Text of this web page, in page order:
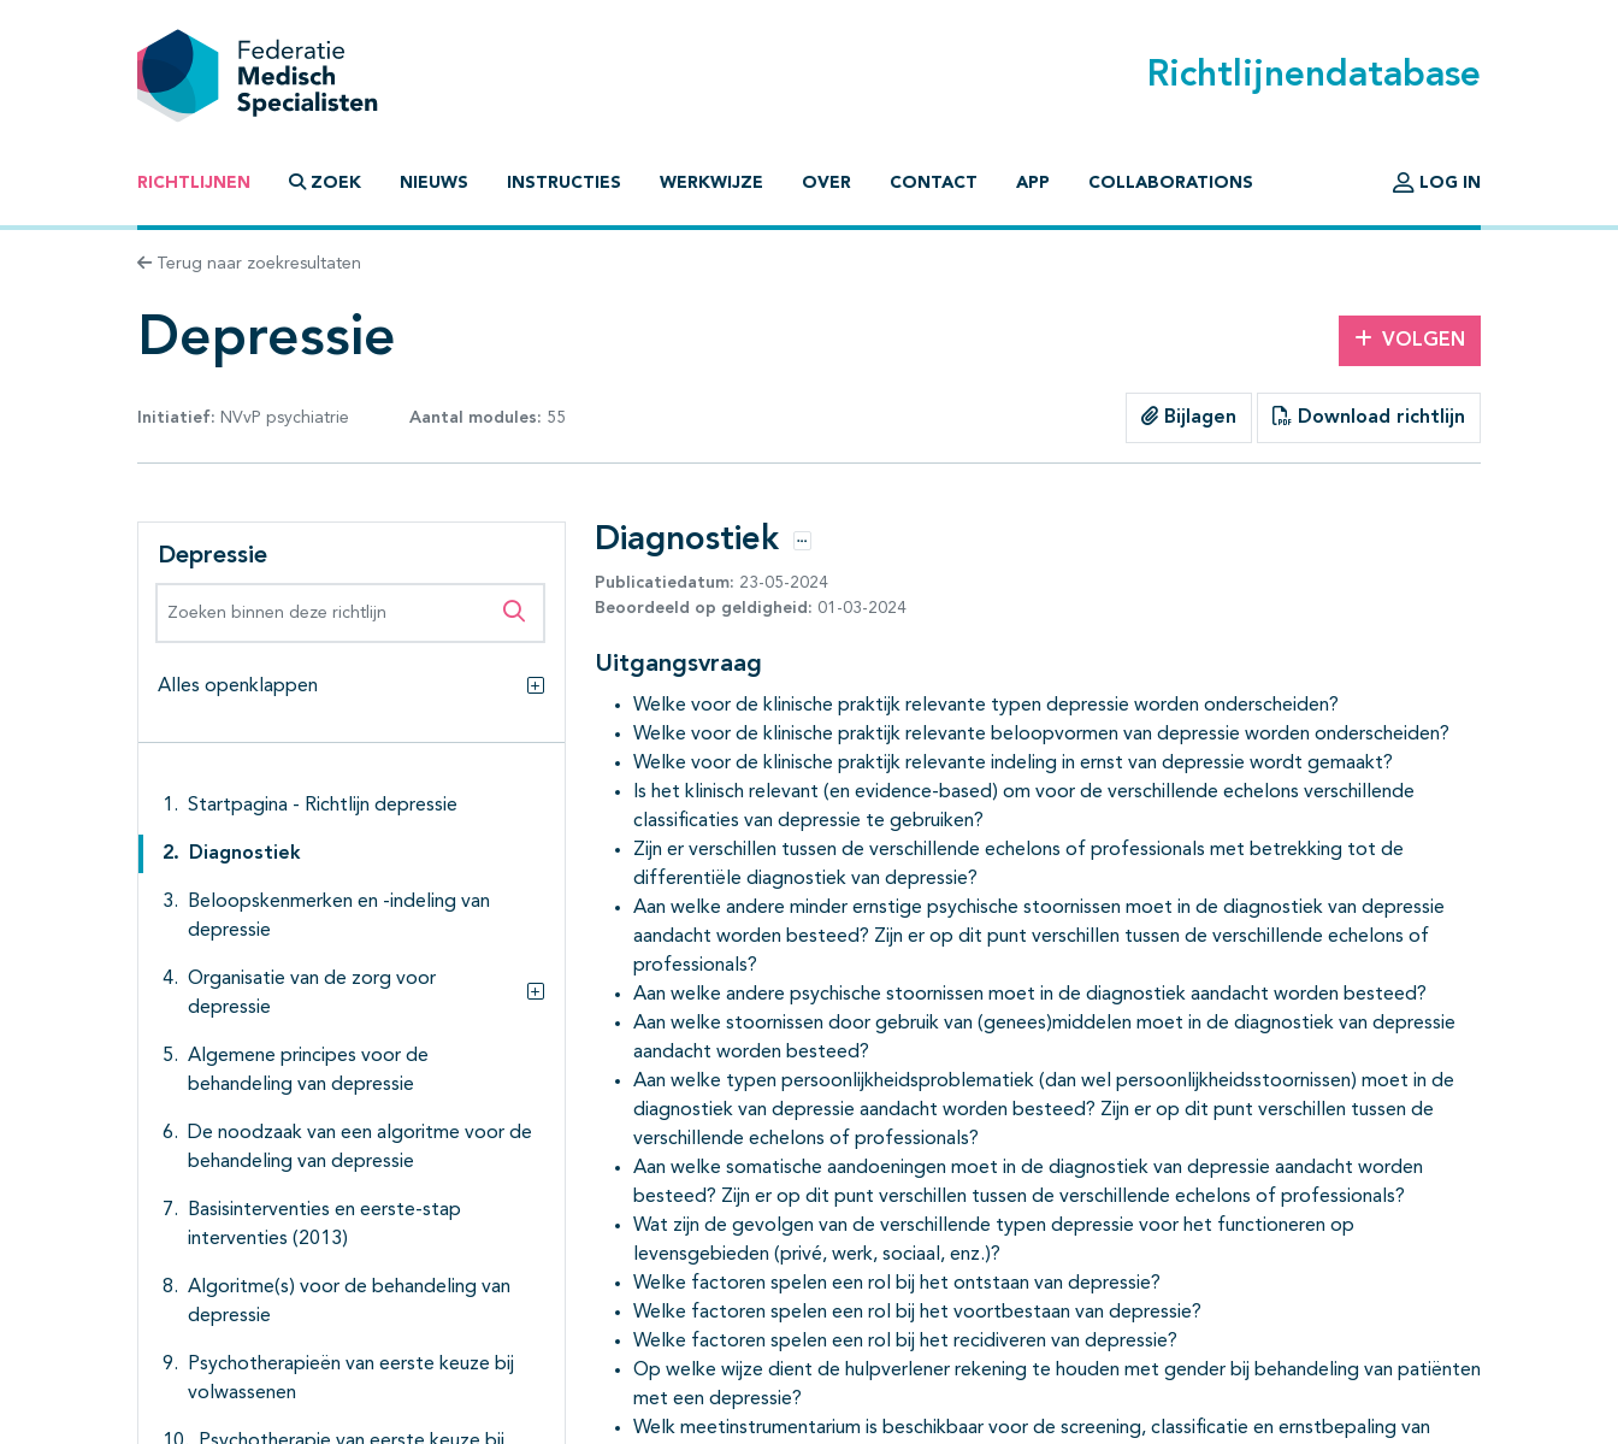
Richtlijnendatabase
RICHTLIJNEN ZOEK NIEUWS INSTRUCTIES WERKWIJZE OVER CONTACT APP COLLABORATIONS LOG IN
Terug naar zoekresultaten
Depressie VOLGEN
Initiatief: NVvP psychiatrie Aantal modules: 55 Bijlagen Download richtlijn
Depressie
Zoeken binnen deze richtlijn
Alles openklappen
Alles openklappen
Startpagina - Richtlijn depressie
Diagnostiek
Beloopskenmerken en -indeling van
depressie
Organisatie van de zorg voor
depressie
Subpagina's open- en dichtklappen
Algemene principes voor de
behandeling van depressie
De noodzaak van een algoritme voor de
behandeling van depressie
Basisinterventies en eerste-stap
interventies (2013)
Algoritme(s) voor de behandeling van
depressie
Psychotherapieën van eerste keuze bij
volwassenen
Diagnostiek Opties
Publicatiedatum: 23-05-2024
Beoordeeld op geldigheid: 01-03-2024
Uitgangsvraag
Welke voor de klinische praktijk relevante typen depressie worden onderscheiden?
Welke voor de klinische praktijk relevante beloopvormen van depressie worden onderscheiden?
Welke voor de klinische praktijk relevante indeling in ernst van depressie wordt gemaakt?
Is het klinisch relevant (en evidence-based) om voor de verschillende echelons verschillende
classificaties van depressie te gebruiken?
Zijn er verschillen tussen de verschillende echelons of professionals met betrekking tot de
differentiële diagnostiek van depressie?
Aan welke andere minder ernstige psychische stoornissen moet in de diagnostiek van depressie
aandacht worden besteed? Zijn er op dit punt verschillen tussen de verschillende echelons of
professionals?
Aan welke andere psychische stoornissen moet in de diagnostiek aandacht worden besteed?
Aan welke stoornissen door gebruik van (genees)middelen moet in de diagnostiek van depressie
aandacht worden besteed?
Aan welke typen persoonlijkheidsproblematiek (dan wel persoonlijkheidsstoornissen) moet in de
diagnostiek van depressie aandacht worden besteed? Zijn er op dit punt verschillen tussen de
verschillende echelons of professionals?
Aan welke somatische aandoeningen moet in de diagnostiek van depressie aandacht worden
besteed? Zijn er op dit punt verschillen tussen de verschillende echelons of professionals?
Wat zijn de gevolgen van de verschillende typen depressie voor het functioneren op
levensgebieden (privé, werk, sociaal, enz.)?
Welke factoren spelen een rol bij het ontstaan van depressie?
Welke factoren spelen een rol bij het voortbestaan van depressie?
Welke factoren spelen een rol bij het recidiveren van depressie?
Op welke wijze dient de hulpverlener rekening te houden met gender bij behandeling van patiënten
met een depressie?
Welk meetinstrumentarium is beschikbaar voor de screening, classificatie en ernstbepaling van